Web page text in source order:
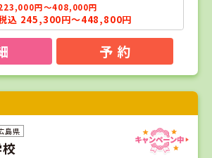
円～408,000円
込 245,300円～448,800円
予 約
島県